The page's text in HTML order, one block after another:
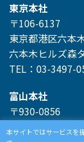
東京本社
〒106-6137
東京都港区六本
六本木ヒルズ森
TEL：03-3497-
富山本社
〒930-0856
富山県富山市牛
本サイトではサービスを